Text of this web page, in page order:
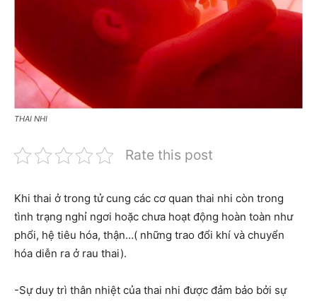
THAI NHI
Rate this post
Khi thai ở trong tử cung các cơ quan thai nhi còn trong
tình trạng nghỉ ngơi hoặc chưa hoạt động hoàn toàn như
phổi, hệ tiêu hóa, thận…( những trao đổi khí và chuyển
hóa diễn ra ở rau thai).
-Sự duy trì thân nhiệt của thai nhi được đảm bảo bởi sự